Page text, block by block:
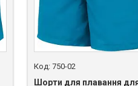
750-02
Шорти для плавання